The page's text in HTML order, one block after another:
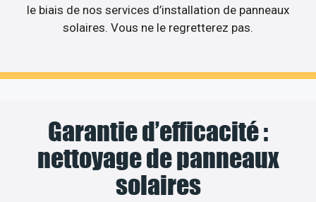
le biais de nos services d’installation de panneaux
solaires. Vous ne le regretterez pas.
Garantie d’efficacité :
nettoyage de panneaux
solaires